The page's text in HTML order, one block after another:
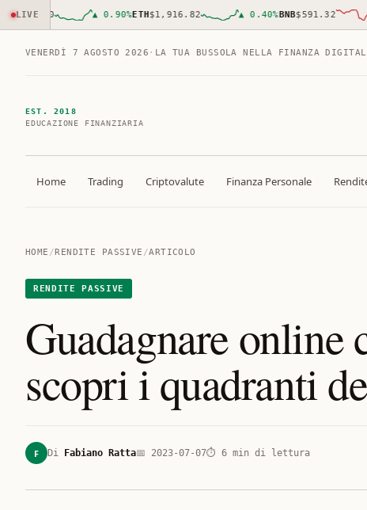
LIVE 0.90%ETH$1,916.82 0.40%BNB$591.32 ▼
VENERDÌ 7 AGOSTO 2026 · LA TUA BUSSOLA NELLA FINANZA
EST. 2018
EDUCAZIONE FINANZIARIA
Home Trading Criptovalute Finanza Personale
HOME /RENDITE PASSIVE /ARTICOLO
RENDITE PASSIVE
Guadagnare online
scopri i quadranti
F Di Fabiano Ratta📅 2023-07-07⏱ 6 min di lettura